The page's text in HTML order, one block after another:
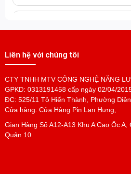
Liên hệ
Liên hệ với chúng tôi
CTY TNHH MTV CÔNG NGHỆ NĂNG
GPKD: 0313191458 cấp ngày 02/04/
ĐC: 525/11 Tô Hiến Thành, Phường
Cửa hàng: Cửa Hàng Pin Lan Hưng,
Gian Hàng Số A12-A13 Khu A Cao Ốc
Quận 10